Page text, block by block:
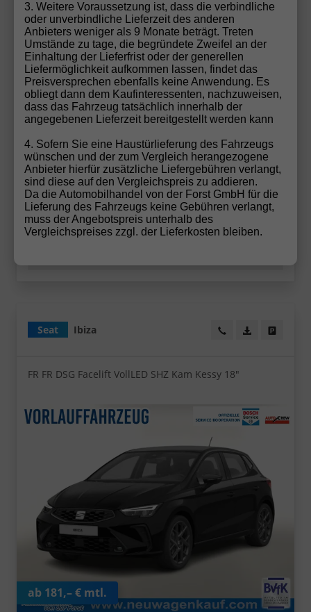
UVL:25.09.2026 23.247,– €
incl. 19% MwSt.
ab 181,– € mtl.
Frontantrieb, Verbrennungsmotor (ICE), Benzin,
Kraftstoffverbrauch kombiniert 5,3 l/100km (WLTP),
CO₂-Emission kombiniert 120.00 g/km (WLTP), CO₂-
Klasse D, Außenfarbe: Fiord Blau, Zustand,
Fahrfähigkeit: fahrtauglich, Garantieleistung:
Fahrzeuggarantie, Nichtraucher-Fahrzeug, Zustand,
Beschaffenheit: Scheckheftgepflegt, Zustand:
unfallfrei, Fahrzeugnr.: 72377
Seat Ibiza Wir rufen Sie an!
PDF-Datei,
FR FR DSG Facelift VollLED SHZ Kam Kessy 18"
ab 181,– € mtl.
3. Weitere Voraussetzung ist, dass die verbindliche
oder unverbindliche Lieferzeit des anderen
Anbieters weniger als 9 Monate beträgt. Treten
Umstände zu tage, die begründete Zweifel an der
Einhaltung der Lieferfrist oder der generellen
Liefermöglichkeit aufkommen lassen, findet das
Preisversprechen ebenfalls keine Anwendung. Es
obliegt dann dem Kaufinteressenten, nachzuweisen,
dass das Fahrzeug tatsächlich innerhalb der
angegebenen Lieferzeit bereitgestellt werden kann
4. Sofern Sie eine Haustürlieferung des Fahrzeugs
wünschen und der zum Vergleich herangezogene
Anbieter hierfür zusätzliche Liefergebühren verlangt,
sind diese auf den Vergleichspreis zu addieren.
Da die Automobilhandel von der Forst GmbH für die
Lieferung des Fahrzeugs keine Gebühren verlangt,
muss der Angebotspreis unterhalb des
Vergleichspreises zzgl. der Lieferkosten bleiben.